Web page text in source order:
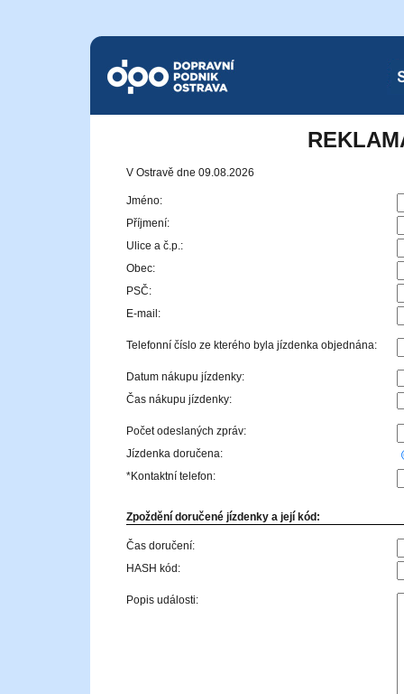
Dopravní podnik Ostrava a.s.
V Ostravě dne 09.08.2026
Jméno:
Příjmení:
Ulice a č.p.:
Obec:
PSČ:
E-mail:
Telefonní číslo ze kterého byla jízdenka objednána:
Datum nákupu jízdenky:
Čas nákupu jízdenky:
Počet odeslaných zpráv:
Jízdenka doručena:
*Kontaktní telefon:
Zpoždění doručené jízdenky a její kód:
Čas doručení:
HASH kód:
Popis události: